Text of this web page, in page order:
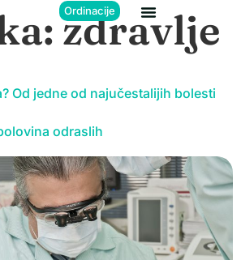
Ordinacije
zdravlje
Od jedne od najučestalijih bolesti
odraslih